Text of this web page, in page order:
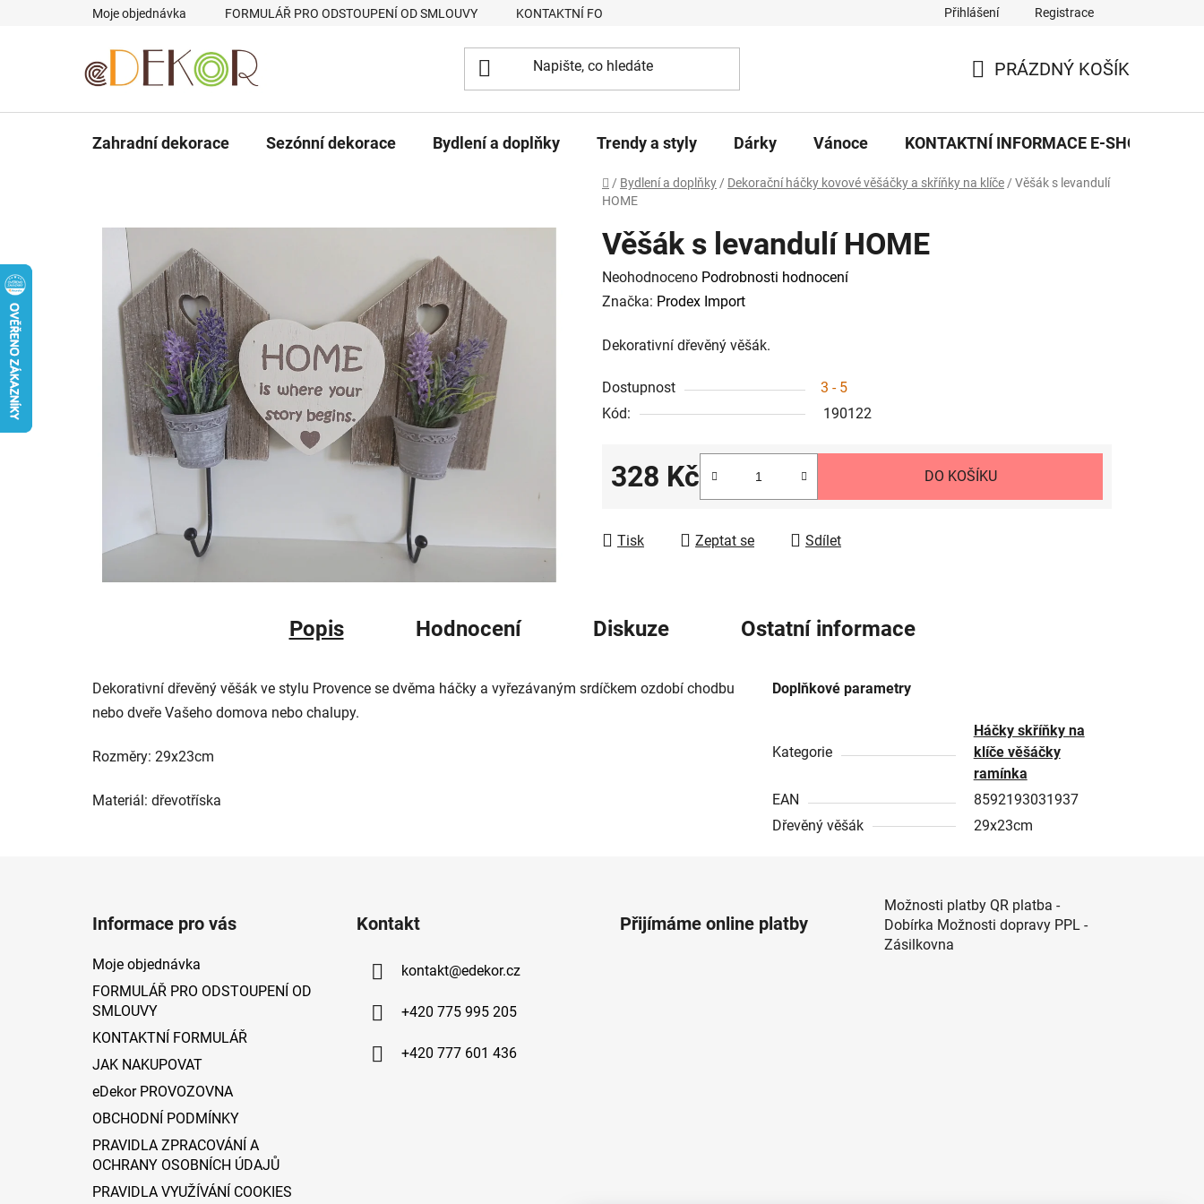
Moje objednávka FORMULÁŘ PRO ODSTOUPENÍ OD SMLOUVY KONTAKTNÍ FORMULÁŘ eDekor PROVOZOVNA OBCHODNÍ PODMÍNKY
Přihlášení Registrace
KOŠÍK
PRÁZDNÝ KOŠÍK
Zahradní dekorace Sezónní dekorace Bydlení a doplňky Trendy a styly Dárky Vánoce KONTAKTNÍ INFORMACE E-SHOPU
Domů
/ Bydlení a doplňky / Dekorační háčky kovové věšáčky a skříňky na klíče / Věšák s levandulí
HOME
Věšák s levandulí HOME
Průměrné
hodnocení
je
z
5
Neohodnoceno Podrobnosti hodnocení
Značka: Prodex Import
Dekorativní dřevěný věšák.
Dostupnost
3 - 5
Kód:
190122
328 Kč DO KOŠÍKU
Tisk Zeptat se Sdílet
Popis Hodnocení Diskuze Ostatní informace
Dekorativní dřevěný věšák ve stylu Provence se dvěma háčky a vyřezávaným srdíčkem ozdobí chodbu
nebo dveře Vašeho domova nebo chalupy.
Rozměry: 29x23cm
Materiál: dřevotříska
Doplňkové parametry
Kategorie
Háčky skříňky na
klíče věšáčky
ramínka
EAN
8592193031937
Dřevěný věšák
29x23cm
Informace pro vás
Moje objednávka
FORMULÁŘ PRO ODSTOUPENÍ OD
SMLOUVY
KONTAKTNÍ FORMULÁŘ
JAK NAKUPOVAT
eDekor PROVOZOVNA
OBCHODNÍ PODMÍNKY
PRAVIDLA ZPRACOVÁNÍ A
OCHRANY OSOBNÍCH ÚDAJŮ
PRAVIDLA VYUŽÍVÁNÍ COOKIES
Kontakt
kontakt@edekor.cz
+420 775 995 205
+420 777 601 436
Přijímáme online platby
Možnosti platby QR platba -
Dobírka Možnosti dopravy PPL -
Zásilkovna